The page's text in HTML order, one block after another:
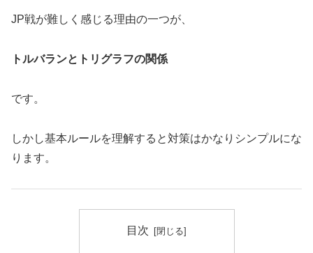
JP戦が難しく感じる理由の一つが、
トルバランとトリグラフの関係
です。
しかし基本ルールを理解すると対策はかなりシンプルにな
ります。
目次